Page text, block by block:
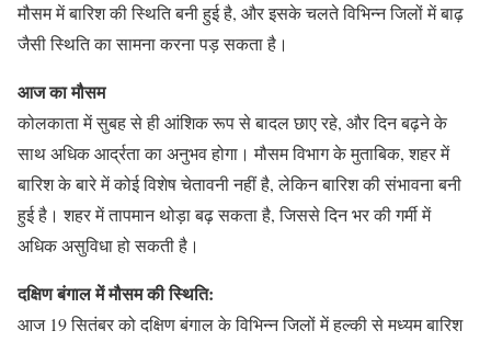
मौसम में बारिश की स्थिति बनी हुई है, और इसके चलते विभिन्न जिलों में बाढ़
जैसी स्थिति का सामना करना पड़ सकता है।
आज का मौसम
कोलकाता में सुबह से ही आंशिक रूप से बादल छाए रहे, और दिन बढ़ने के
साथ अधिक आर्द्रता का अनुभव होगा। मौसम विभाग के मुताबिक, शहर में
बारिश के बारे में कोई विशेष चेतावनी नहीं है, लेकिन बारिश की संभावना बनी
हुई है। शहर में तापमान थोड़ा बढ़ सकता है, जिससे दिन भर की गर्मी में
अधिक असुविधा हो सकती है।
दक्षिण बंगाल में मौसम की स्थिति:
आज 19 सितंबर को दक्षिण बंगाल के विभिन्न जिलों में हल्की से मध्यम बारिश